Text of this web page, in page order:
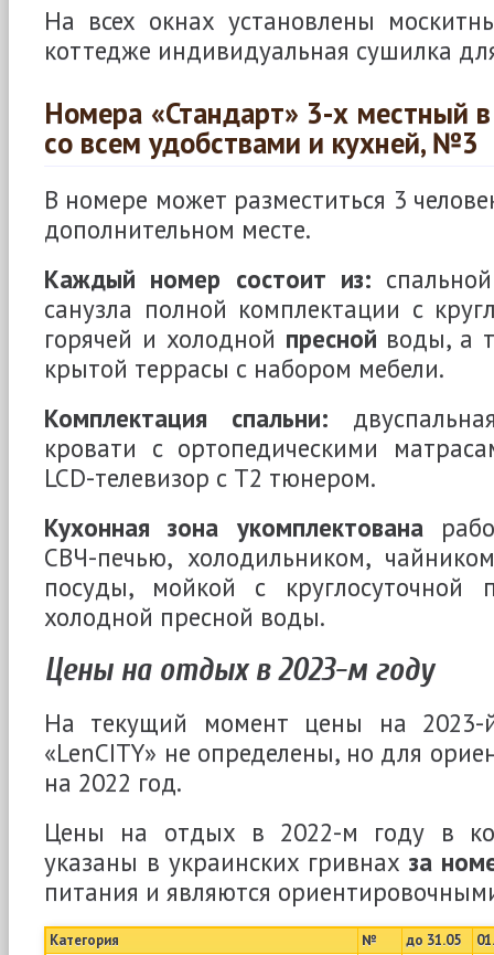
На всех окнах установлены
коттедже индивидуальная сушилка
Номера «Стандарт» 3-х местный
со всем удобствами и кухней, №3
В номере может разместиться 3
дополнительном месте.
Каждый номер состоит из:
санузла полной комплектации с
горячей и холодной пресной воды, а
крытой террасы с набором мебели.
Комплектация спальни:
кровати с ортопедическими
LCD-телевизор с Т2 тюнером.
Кухонная зона укомплектована
СВЧ-печью, холодильником,
посуды, мойкой с круглосуточной
холодной пресной воды.
Цены на отдых в 2023-м году
На текущий момент цены на 2023-
«LenCITY» не определены, но для
на 2022 год.
Цены на отдых в 2022-м году в
указаны в украинских гривнахза
питания и являются
Категория № до 31.05